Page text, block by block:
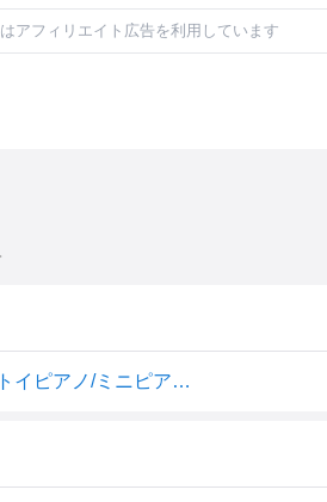
アフィリエイト広告を利用しています
無料ラッピング対応♪KAWAI/カワイ グランドピアノ ブラック 1141 32鍵盤 トイピアノ/ミニピアノ 河合楽器製作所 プレゼント、クリスマスプレゼントに♪楽器のおもちゃのピアノ 男の子向け 女の子向け【楽ギフ_包装選択】